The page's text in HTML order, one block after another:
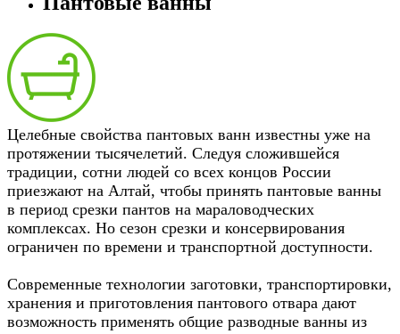
Целебные свойства пантовых ванн известны уже на
протяжении тысячелетий. Следуя сложившейся
традиции, сотни людей со всех концов России
приезжают на Алтай, чтобы принять пантовые ванны
в период срезки пантов на мараловодческих
комплексах. Но сезон срезки и консервирования
ограничен по времени и транспортной доступности.
Современные технологии заготовки, транспортировки,
хранения и приготовления пантового отвара дают
возможность применять общие разводные ванны из